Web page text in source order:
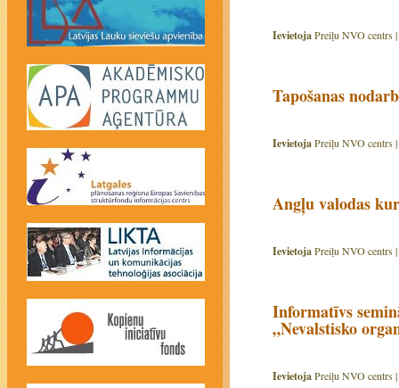
IevietojaPreiļu NVO centrs |
Tapošanas
IevietojaPreiļu NVO centrs |
Angļu valodas
IevietojaPreiļu NVO centrs |
Informatīvs
„Nevalstisko
IevietojaPreiļu NVO centrs |